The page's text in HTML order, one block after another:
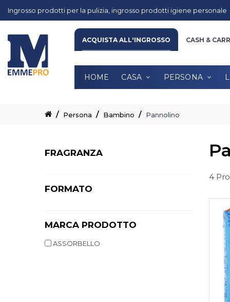
HOME CASA PERSONA
Ingrosso prodotti per la pulizia, ingrosso prodotti igiene personale
ACQUISTA ALL'INGROSSO CASH &
HOME CASA PERSONA
Persona Bambino Pannolino
FRAGRANZA
FORMATO
MARCA PRODOTTO
ASSORBELLO
4